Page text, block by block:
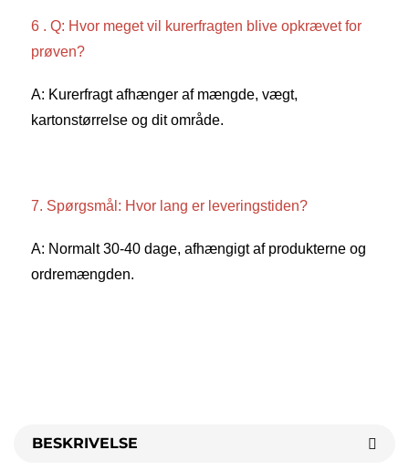
6 . Q: Hvor meget vil kurerfragten blive opkrævet for
prøven?
A: Kurerfragt afhænger af mængde, vægt,
kartonstørrelse og dit område.
7. Spørgsmål: Hvor lang er leveringstiden?
A: Normalt 30-40 dage, afhængigt af produkterne og
ordremængden.
BESKRIVELSE